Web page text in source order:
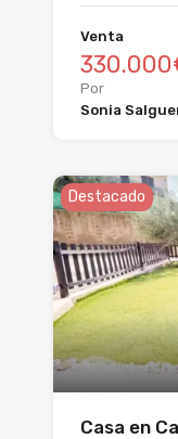
Venta
Por
Sonia
Destacado
Casa en